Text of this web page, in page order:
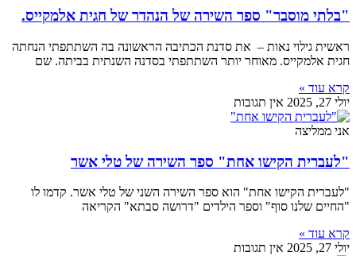
"בלתי מוסבר" ספר השירה של הנהדר של חגית אלמקייס.
ראשית גילוי נאות – את סדנת הכתיבה הראשונה בה השתתפתי הנחתה
חגית אלמקייס. מאוחר יותר השתתפתי בסדנה השנתית בביתה. שם
קרא עוד »
יולי 27, 2025
אין תגובות
אני ממליצה
"לעברית הקישו אחת" ספר השירה של טלי אשר
"לעברית הקישו אחת" הוא ספר השירה השני של טלי אשר. קדמו לו
"החיים שלנו סוף" וספר הילדים "דרושה סבתא" הקריאה
קרא עוד »
יולי 27, 2025
אין תגובות